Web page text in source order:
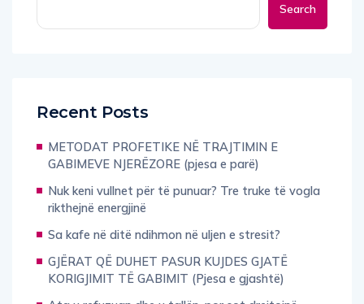
Search
Recent Posts
METODAT PROFETIKE NË TRAJTIMIN E
GABIMEVE NJERËZORE (pjesa e parë)
Nuk keni vullnet për të punuar? Tre truke të vogla
rikthejnë energjinë
Sa kafe në ditë ndihmon në uljen e stresit?
GJËRAT QË DUHET PASUR KUJDES GJATË
KORIGJIMIT TË GABIMIT (Pjesa e gjashtë)